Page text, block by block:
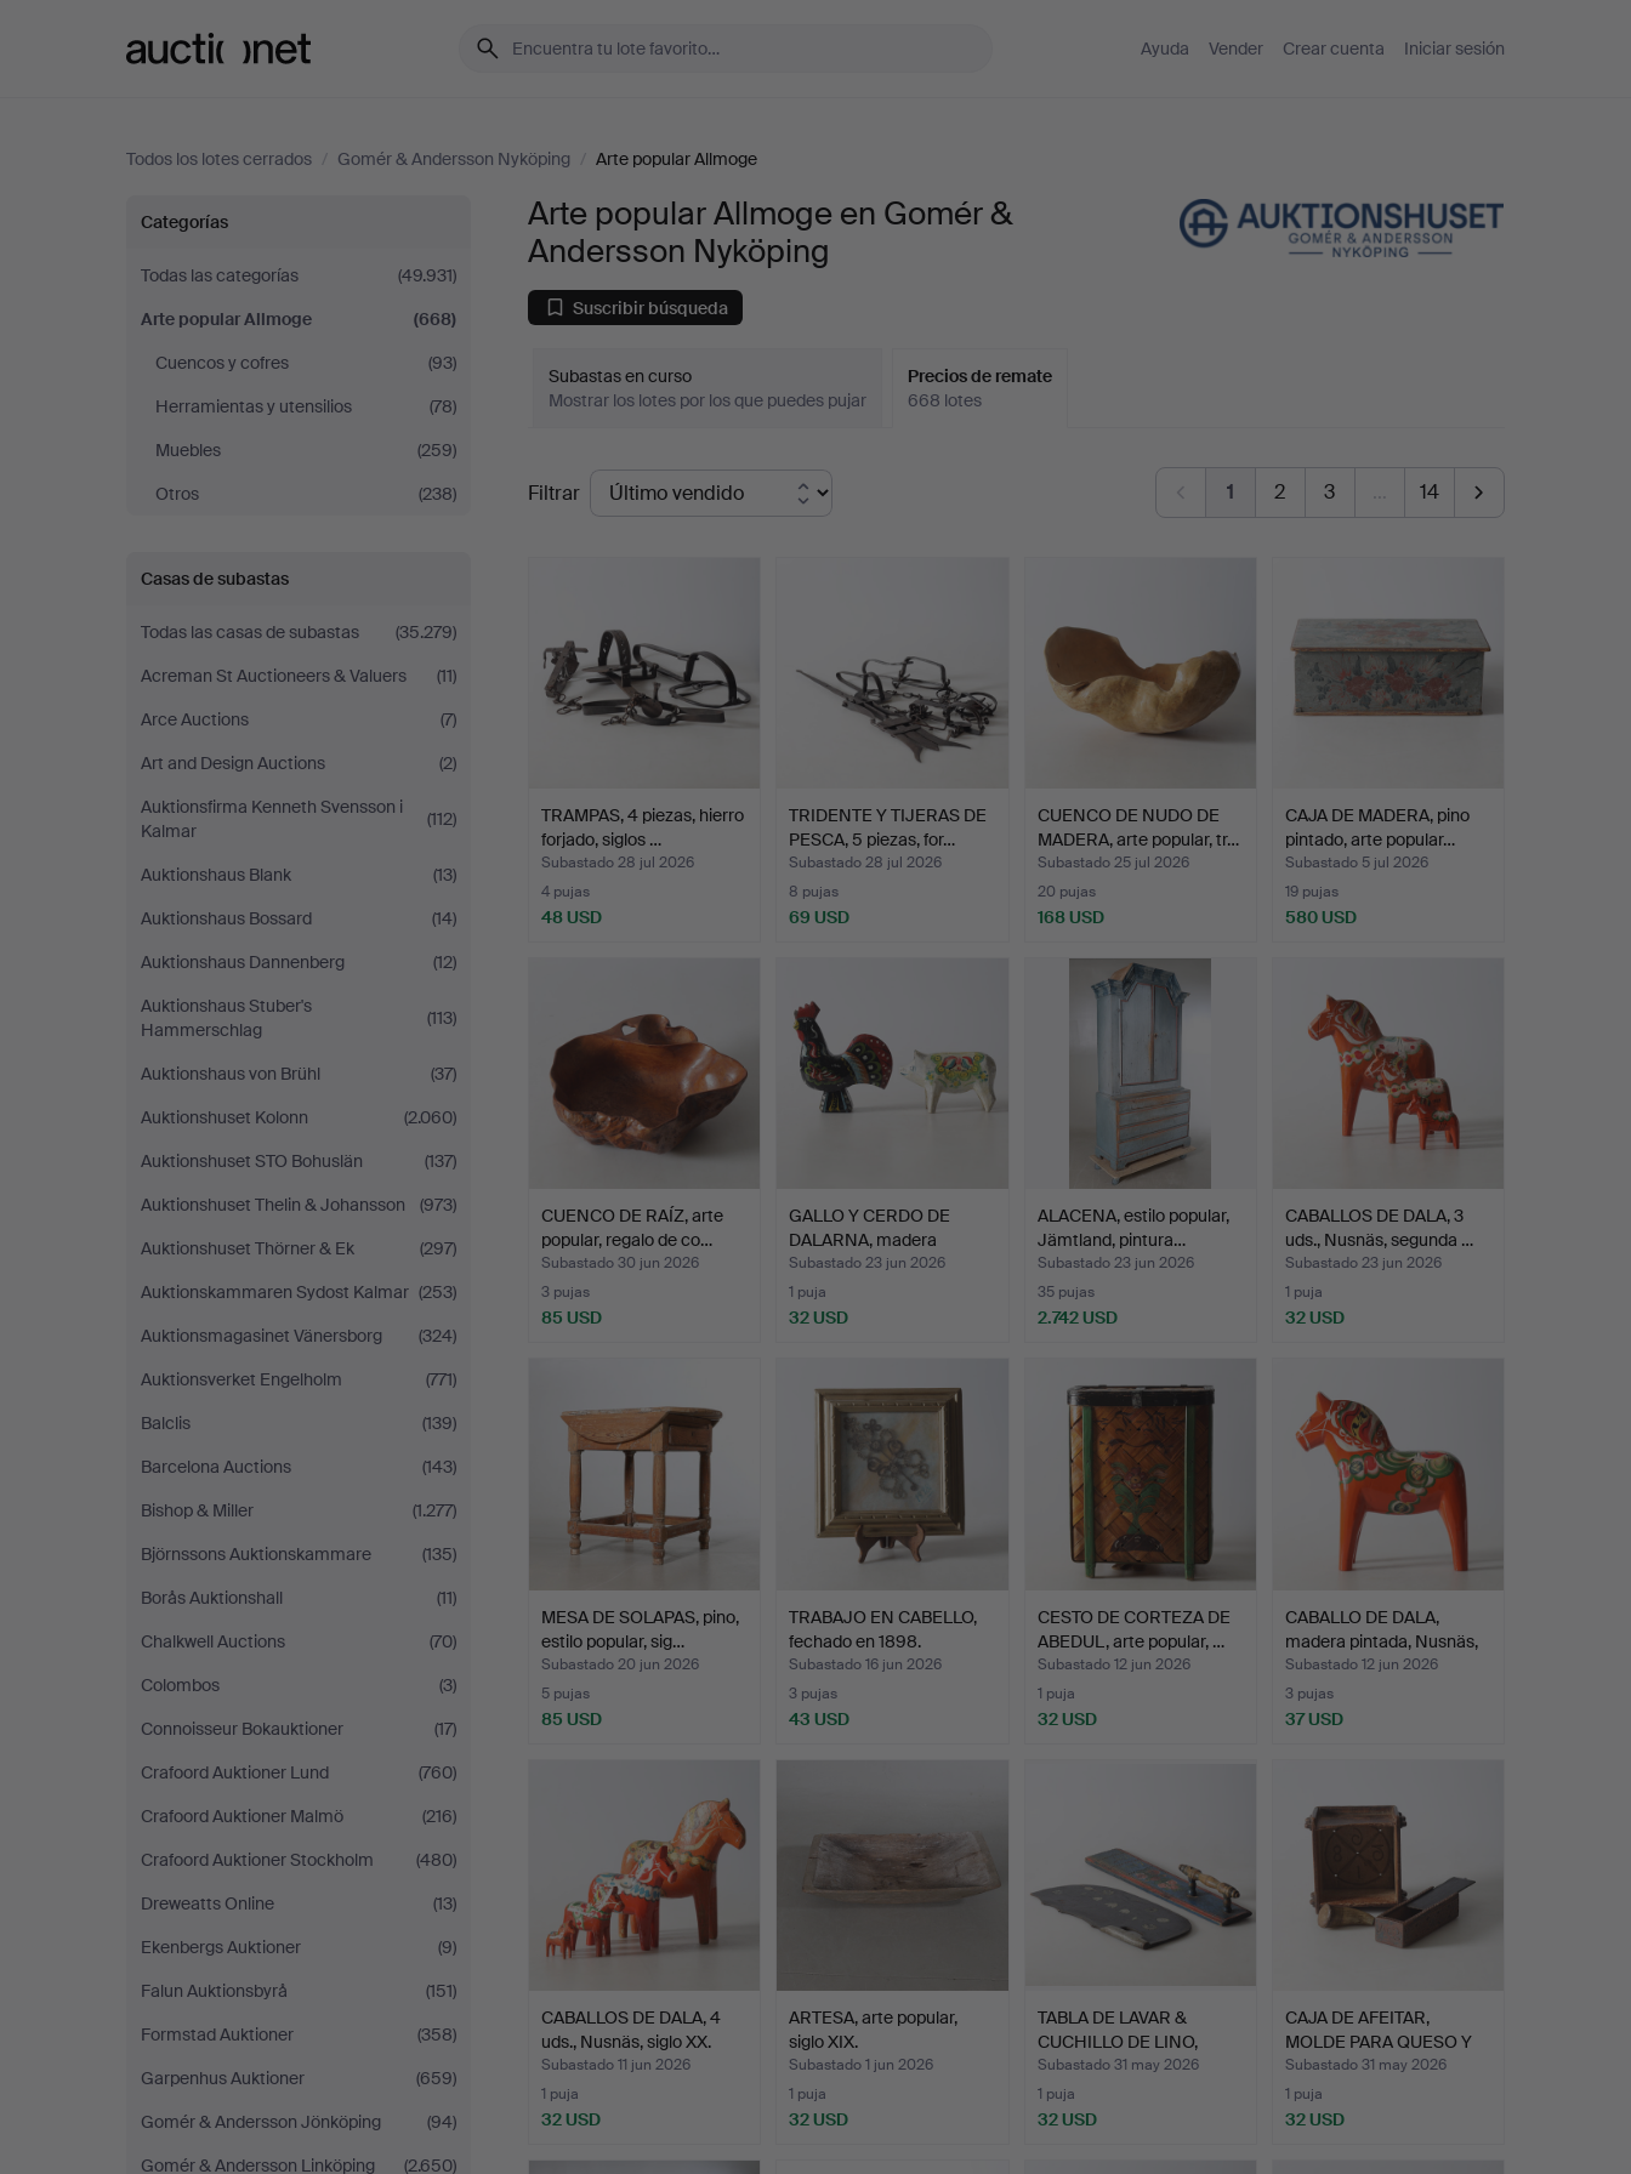
Ayuda Vender Crear cuenta Iniciar sesión
Todos los lotes cerrados / Gomér & Andersson Nyköping / Arte popular Allmoge
Arte
popular
Allmoge
en
Gomér
Andersson
Nyköping
Categorías
Todas las categorías
(49.931)
Arte popular Allmoge
(668)
Cuencos y cofres
(93)
Herramientas y utensilios
(78)
Muebles
(259)
Otros
(238)
Casas de subastas
Todas las casas de subastas
(35.279)
Acreman St Auctioneers & Valuers
(11)
Arce Auctions
(7)
Art and Design Auctions
(2)
Auktionsfirma Kenneth Svensson i
Kalmar
(112)
Auktionshaus Blank
(13)
Auktionshaus Bossard
(14)
Auktionshaus Dannenberg
(12)
Auktionshaus Stuber's
Hammerschlag
(113)
Auktionshaus von Brühl
(37)
Auktionshuset Kolonn
(2.060)
Auktionshuset STO Bohuslän
(137)
Auktionshuset Thelin & Johansson
(973)
Auktionshuset Thörner & Ek
(297)
Auktionskammaren Sydost Kalmar (253)
Auktionsmagasinet Vänersborg
(324)
Auktionsverket Engelholm
(771)
Balclis
(139)
Barcelona Auctions
(143)
Bishop & Miller
(1.277)
Björnssons Auktionskammare
(135)
Borås Auktionshall
(11)
Chalkwell Auctions
(70)
Colombos
(3)
Connoisseur Bokauktioner
(17)
Crafoord Auktioner Lund
(760)
Crafoord Auktioner Malmö
(216)
Crafoord Auktioner Stockholm
(480)
Dreweatts Online
(13)
Ekenbergs Auktioner
(9)
Falun Auktionsbyrå
(151)
Formstad Auktioner
(358)
Garpenhus Auktioner
(659)
Gomér & Andersson Jönköping
(94)
Gomér & Andersson Linköping
(2.650)
Arte popular Allmoge en Gomér &
Andersson Nyköping
Suscribir búsqueda
Subastas en curso
Mostrar los lotes por los que puedes pujar
Precios de remate
668 lotes
Precios
de
Filtrar 1 2 3 … 14
TRAMPAS, 4 piezas, hierro
forjado, siglos …
Subastado 28 jul 2026
4 pujas
48 USD
TRIDENTE Y TIJERAS DE
PESCA, 5 piezas, for…
Subastado 28 jul 2026
8 pujas
69 USD
CUENCO DE NUDO DE
MADERA, arte popular, tr…
Subastado 25 jul 2026
20 pujas
168 USD
CAJA DE MADERA, pino
pintado, arte popular…
Subastado 5 jul 2026
19 pujas
580 USD
CUENCO DE RAÍZ, arte
popular, regalo de co…
Subastado 30 jun 2026
3 pujas
85 USD
GALLO Y CERDO DE
DALARNA, madera
pintada, …
Subastado 23 jun 2026
1 puja
32 USD
ALACENA, estilo popular,
Jämtland, pintura…
Subastado 23 jun 2026
35 pujas
2.742 USD
CABALLOS DE DALA, 3
uds., Nusnäs, segunda …
Subastado 23 jun 2026
1 puja
32 USD
MESA DE SOLAPAS, pino,
estilo popular, sig…
Subastado 20 jun 2026
5 pujas
85 USD
TRABAJO EN CABELLO,
fechado en 1898.
Subastado 16 jun 2026
3 pujas
43 USD
CESTO DE CORTEZA DE
ABEDUL, arte popular, …
Subastado 12 jun 2026
1 puja
32 USD
CABALLO DE DALA,
madera pintada, Nusnäs,
s…
Subastado 12 jun 2026
3 pujas
37 USD
CABALLOS DE DALA, 4
uds., Nusnäs, siglo XX.
Subastado 11 jun 2026
1 puja
32 USD
ARTESA, arte popular,
siglo XIX.
Subastado 1 jun 2026
1 puja
32 USD
TABLA DE LAVAR &
CUCHILLO DE LINO,
madera …
Subastado 31 may 2026
1 puja
32 USD
CAJA DE AFEITAR,
MOLDE PARA QUESO Y
CUERNO…
Subastado 31 may 2026
1 puja
32 USD